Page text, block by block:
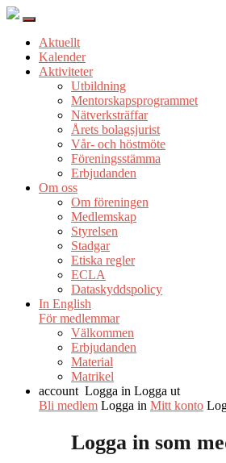
Aktuellt
Kalender
Aktiviteter
Utbildning
Mentorskapsprogrammet
Nätverksträffar
Årets bolagsjurist
Vår- och höstmöte
Föreningsstämma
Erbjudanden
Om oss
Om föreningen
Medlemskap
Styrelsen
Stadgar
Etiska regler
ECLA
Dataskyddspolicy
In English
För medlemmar
Välkommen
Erbjudanden
Material
Matrikel
account Logga in Logga ut
Bli medlem Logga in Mitt konto
Logga in som